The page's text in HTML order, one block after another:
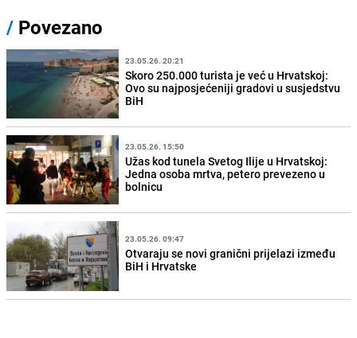
/ Povezano
23.05.26. 20:21
Skoro 250.000 turista je već u Hrvatskoj:
Ovo su najposjećeniji gradovi u susjedstvu
BiH
23.05.26. 15:50
Užas kod tunela Svetog Ilije u Hrvatskoj:
Jedna osoba mrtva, petero prevezeno u
bolnicu
23.05.26. 09:47
Otvaraju se novi granični prijelazi između
BiH i Hrvatske